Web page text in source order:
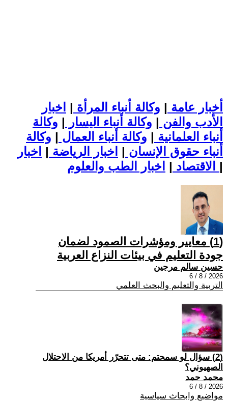
أخبار عامة | وكالة أنباء المرأة | اخبار
الأدب والفن | وكالة أنباء اليسار | وكالة
أنباء العلمانية | وكالة أنباء العمال | وكالة
أنباء حقوق الإنسان | اخبار الرياضة | اخبار
الاقتصاد | |
(1) معايير ومؤشرات الصمود لضمان
جودة التعليم في بيئات النزاع العربية
حسين سالم مرجين
2026 / 8 / 6
التربية والتعليم والبحث العلمي
(2) سؤال لو سمحتم: متى تتحرّر أمريكا من الاحتلال
الصهيوني؟
محمد حمد
2026 / 8 / 6
مواضيع وابحاث سياسية